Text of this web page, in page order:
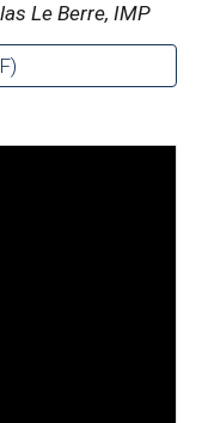
Le Berre, IMP